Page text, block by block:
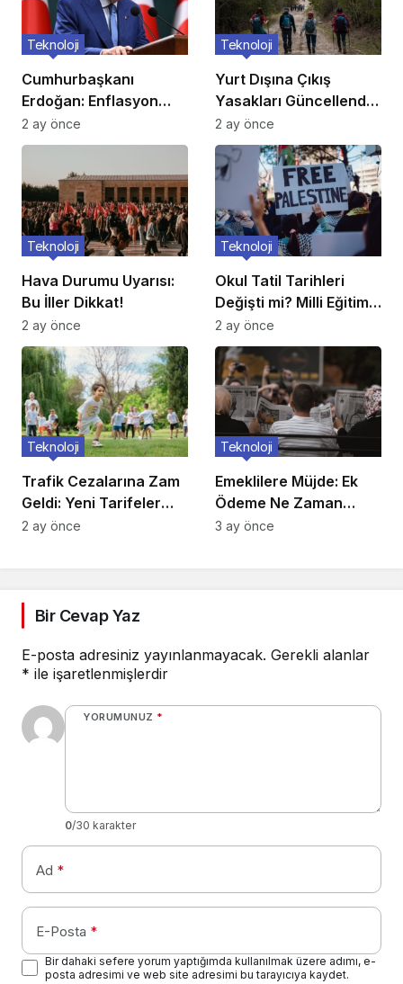
Cumhurbaşkanı
Erdoğan: Enflasyon
verileri umutlarımızı
artırdı
Teknoloji
2 ay önce
Yurt Dışına Çıkış
Yasakları Güncellendi:
Kimler Etkileniyor?
Teknoloji
2 ay önce
Hava Durumu Uyarısı:
Bu İller Dikkat!
Teknoloji
2 ay önce
Okul Tatil Tarihleri
Değişti mi? Milli Eğitim
Açıkladı
Teknoloji
2 ay önce
Trafik Cezalarına Zam
Geldi: Yeni Tarifeler
Belli Oldu
Teknoloji
2 ay önce
Emeklilere Müjde: Ek
Ödeme Ne Zaman
Yatacak?
Teknoloji
3 ay önce
Bir Cevap Yaz
E-posta adresiniz yayınlanmayacak. Gerekli alanlar
* ile işaretlenmişlerdir
YORUMUNUZ *
0/30 karakter
Ad *
E-Posta *
Bir dahaki sefere yorum yaptığımda kullanılmak üzere adımı, e-
posta adresimi ve web site adresimi bu tarayıcıya kaydet.